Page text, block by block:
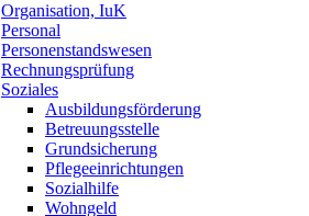
Organisation, IuK
Personal
Personenstandswesen
Rechnungsprüfung
Soziales
Ausbildungsförderung
Betreuungsstelle
Grundsicherung
Pflegeeinrichtungen
Sozialhilfe
Wohngeld